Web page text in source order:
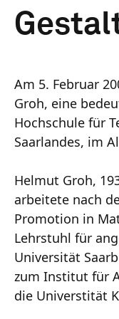
Am 5. Februar
Groh, eine
Hochschule für
Saarlandes, im
Helmut Groh,
arbeitete nach
Promotion in
Lehrstuhl für
Universität
zum Institut für
die Universtität